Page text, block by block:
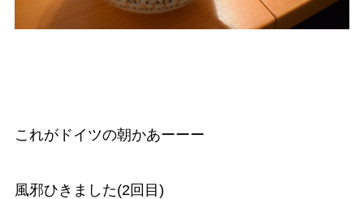
これがドイツの朝かあーーー
風邪ひきました(2回目)